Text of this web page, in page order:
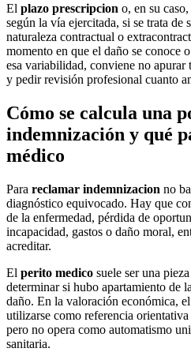
El plazo prescripcion o, en su
según la vía ejercitada, si se trata de
naturaleza contractual o
momento en que el daño se conoce
esa variabilidad, conviene no
y pedir revisión profesional cuanto
Cómo se calcula una
indemnización y qué
médico
Para reclamar indemnizacion no
diagnóstico equivocado. Hay que
de la enfermedad, pérdida de
incapacidad, gastos o daño moral,
acreditar.
El perito medico suele ser una
determinar si hubo apartamiento de
daño. En la valoración económica, el
utilizarse como referencia
pero no opera como automatismo
sanitaria.